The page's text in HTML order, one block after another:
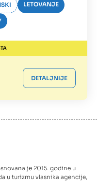
LETOVANJE
DETALJNIJE
je 2015. godine u
u turizmu vlasnika agencije,